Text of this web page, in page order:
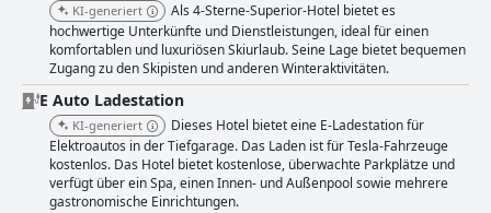
KI-generiert
Als 4-Sterne-Superior-Hotel bietet es
hochwertige Unterkünfte und Dienstleistungen, ideal für einen
komfortablen und luxuriösen Skiurlaub. Seine Lage bietet bequemen
Zugang zu den Skipisten und anderen Winteraktivitäten.
E Auto Ladestation
KI-generiert
Dieses Hotel bietet eine E-Ladestation für
Elektroautos in der Tiefgarage. Das Laden ist für Tesla-Fahrzeuge
kostenlos. Das Hotel bietet kostenlose, überwachte Parkplätze und
verfügt über ein Spa, einen Innen- und Außenpool sowie mehrere
gastronomische Einrichtungen.